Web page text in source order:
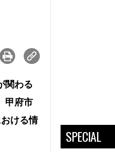
関わる
甲府市
ける情
SPECIAL